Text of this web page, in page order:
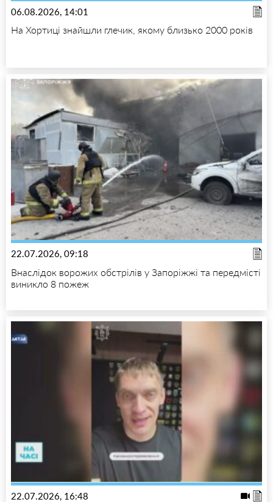
06.08.2026, 14:01
На Хортиці знайшли глечик, якому близько 2000 років
22.07.2026, 09:18
Внаслідок ворожих обстрілів у Запоріжжі та передмісті
виникло 8 пожеж
22.07.2026, 16:48